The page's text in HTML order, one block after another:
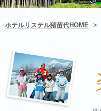
ホテルリステル猪苗代HOME >